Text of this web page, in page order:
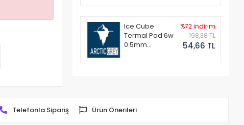
Ice Cube
Termal Pad 6w
0.5mm
%72 indirim
198,38 TL
54,66 TL
Telefonla Sipariş Ürün Önerileri